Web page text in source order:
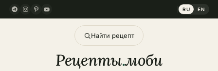
RU EN
Найти рецепт
Рецепты.моби